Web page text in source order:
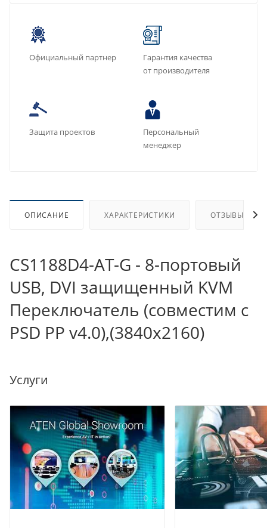
Официальный партнер
Гарантия качества
от производителя
Защита проектов
Персональный
менеджер
ОПИСАНИЕ ХАРАКТЕРИСТИКИ ОТЗЫВЫ (5)
CS1188D4-AT-G - 8-портовый
USB, DVI защищенный KVM
Переключатель (совместим с
PSD PP v4.0),(3840x2160)
Услуги